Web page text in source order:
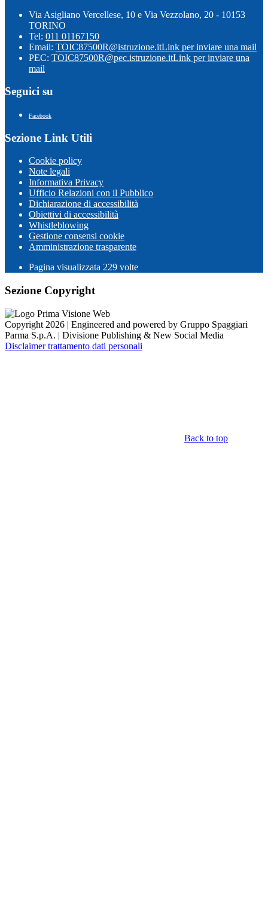
Via Asigliano Vercellese, 10 e Via Vezzolano, 20 - 10153
TORINO
Tel: 011 01167150
Email: TOIC87500R@istruzione.itLink per inviare una mail
PEC: TOIC87500R@pec.istruzione.itLink per inviare una
mail
Seguici su
Facebook
Sezione Link Utili
Cookie policy
Note legali
Informativa Privacy
Ufficio Relazioni con il Pubblico
Dichiarazione di accessibilità
Obiettivi di accessibilità
Whistleblowing
Gestione consensi cookie
Amministrazione trasparente
Pagina visualizzata 229 volte
Sezione Copyright
Copyright 2026 | Engineered and powered by Gruppo Spaggiari
Parma S.p.A. | Divisione Publishing & New Social Media
Disclaimer trattamento dati personali
Back to top